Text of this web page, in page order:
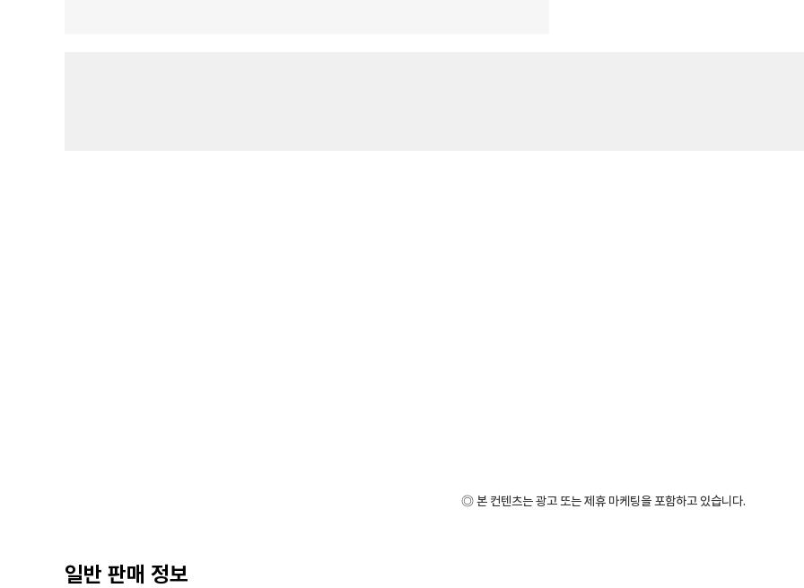
◎ 본 컨텐츠는 광고 또는 제휴 마케팅을 포함하고 있습니다.
일반 판매 정보